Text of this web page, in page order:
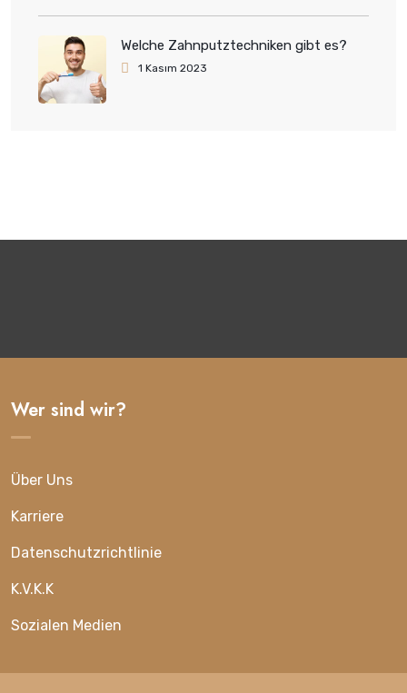
Welche Zahnputztechniken gibt es?
1 Kasım 2023
Wer sind wir?
Über Uns
Karriere
Datenschutzrichtlinie
K.V.K.K
Sozialen Medien